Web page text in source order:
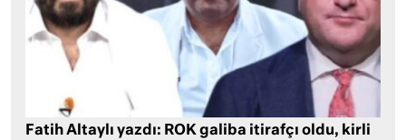
Fatih Altaylı yazdı: ROK galiba itirafçı oldu, kirli